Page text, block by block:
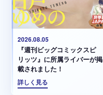
2026.08.05
『週刊ビッグコミックスピ
リッツ』に所属ライバーが掲
載されました！
詳しく見る